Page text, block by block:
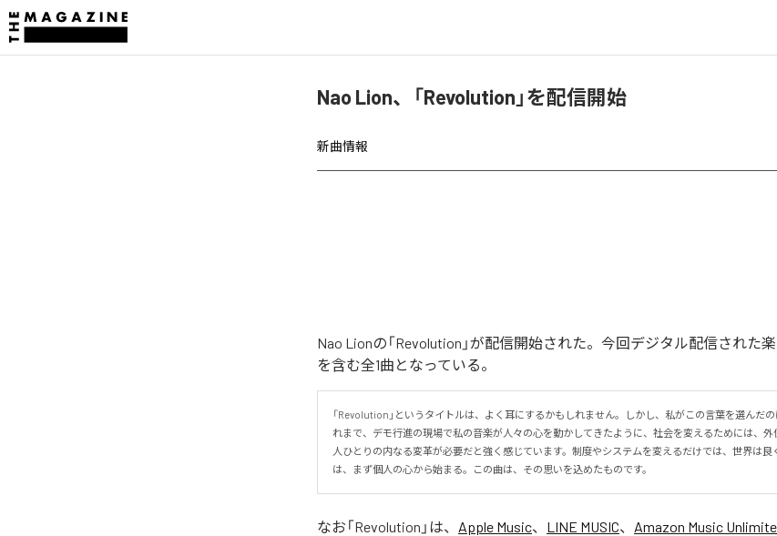
Nao Lion、「Revolution」を配信開始
新曲情報
Nao Lionの「Revolution」が配信開始された。今回デジタル配信された楽
を含む全1曲となっている。
「Revolution」というタイトルは、よく耳にするかもしれません。しかし、私がこの言葉を選んだ
れまで、デモ行進の現場で私の音楽が人々の心を動かしてきたように、社会を変えるためには、
人ひとりの内なる変革が必要だと強く感じています。制度やシステムを変えるだけでは、世界は良
は、まず個人の心から始まる。この曲は、その思いを込めたものです。
なお「Revolution 」は、 Apple Music、 LINE MUSIC、 Amazon Music